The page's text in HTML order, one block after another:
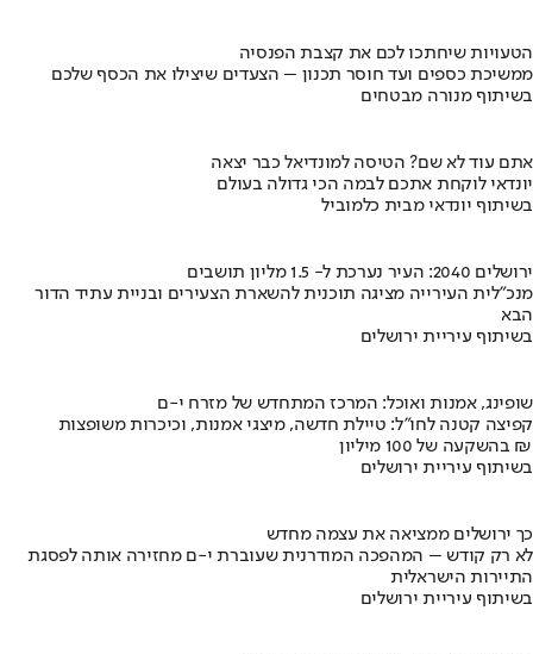
הטעויות שיחתכו לכם את קצבת הפנסיה
ממשיכת כספים ועד חוסר תכנון – הצעדים שיצילו את הכסף שלכם
בשיתוף מנורה מבטחים
אתם עוד לא שם? הטיסה למונדיאל כבר יצאה
יונדאי לוקחת אתכם לבמה הכי גדולה בעולם
בשיתוף יונדאי מבית כלמוביל
ירושלים 2040: העיר נערכת ל- 1.5 מליון תושבים
מנכ"לית העירייה מציגה תוכנית להשארת הצעירים ובניית עתיד הדור
הבא
בשיתוף עיריית ירושלים
שופינג, אמנות ואוכל: המרכז המתחדש של מזרח י-ם
קפיצה קטנה לחו"ל: טיילת חדשה, מיצגי אמנות, וכיכרות משופצות
בהשקעה של 100 מיליון ₪
בשיתוף עיריית ירושלים
כך ירושלים ממציאה את עצמה מחדש
לא רק קודש – המהפכה המודרנית שעוברת י-ם מחזירה אותה לפסגת
התיירות הישראלית
בשיתוף עיריית ירושלים